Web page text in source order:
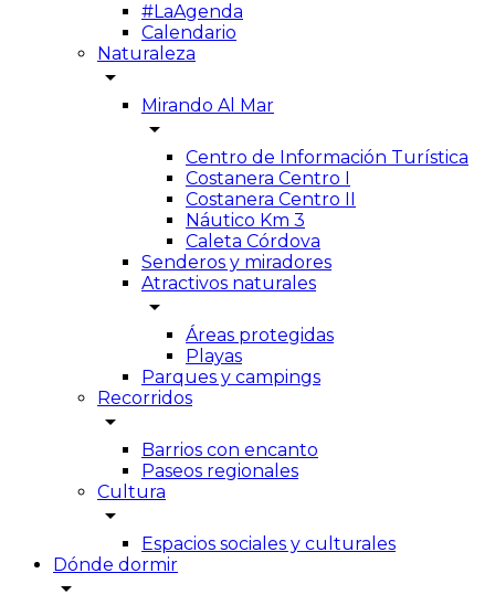
#LaAgenda
Calendario
Naturaleza
arrow_drop_down
Mirando Al Mar
arrow_drop_down
Centro de Información Turística
Costanera Centro I
Costanera Centro II
Náutico Km 3
Caleta Córdova
Senderos y miradores
Atractivos naturales
arrow_drop_down
Áreas protegidas
Playas
Parques y campings
Recorridos
arrow_drop_down
Barrios con encanto
Paseos regionales
Cultura
arrow_drop_down
Espacios sociales y culturales
Dónde dormir
arrow_drop_down